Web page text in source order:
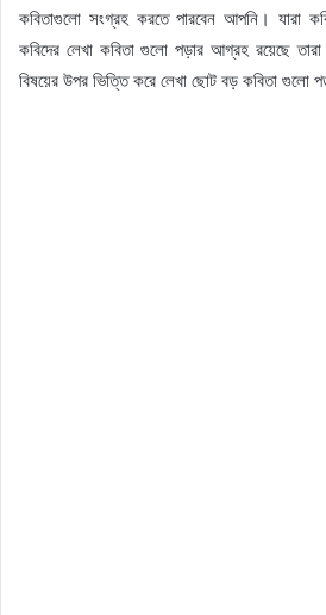
কবিতাগুলো সংগ্রহ করতে পারবেন আপনি। যারা
কবিদের লেখা কবিতা গুলো পড়ার আগ্রহ রয়েছে
বিষয়ের উপর ভিত্তি করে লেখা ছোট বড় কবিতা গুলো